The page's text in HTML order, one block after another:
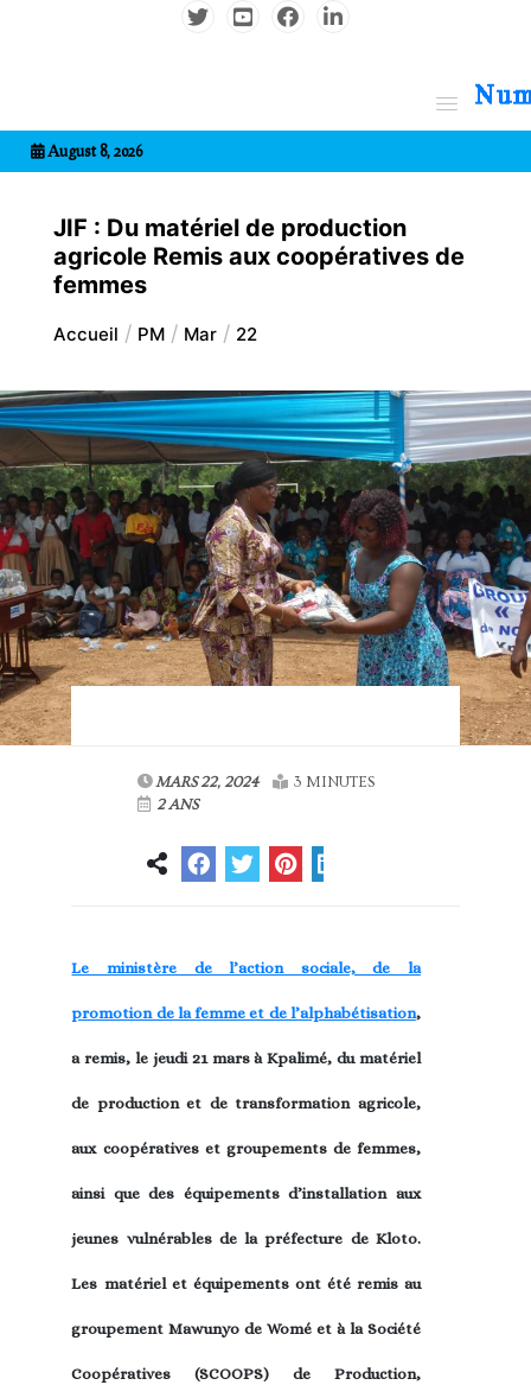
August 8, 2026
JIF : Du matériel de production
agricole Remis aux coopératives de
femmes
Accueil PM Mar 22
MARS 22, 2024
3 MINUTES
2 ANS
Le ministère de l’action sociale, de la
promotion de la femme et de l’alphabétisation,
a remis, le jeudi 21 mars à Kpalimé, du matériel
de production et de transformation agricole,
aux coopératives et groupements de femmes,
ainsi que des équipements d’installation aux
jeunes vulnérables de la préfecture de Kloto.
Les matériel et équipements ont été remis au
groupement Mawunyo de Womé et à la Société
Coopératives (SCOOPS) de Production,